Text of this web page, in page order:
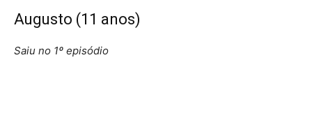
Augusto (11 anos)
Saiu no 1º episódio